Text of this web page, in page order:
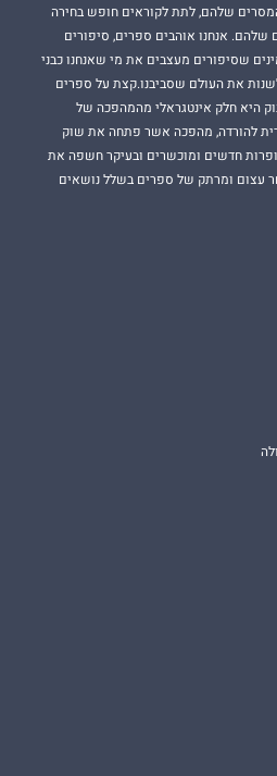
שלהם, לתת לקוראים חופש בחירה
שלהם. אנחנו אוהבים ספרים, סיפורים
שסיפורים מעצבים את מי שאנחנו כבני
את העולם שסביבנו.קצת על ספרים
היא חלק אינטגראלי מהמהפכה של
להורדה, מהפכה אשר פתחה את שוק
חדשים ומוכשרים ובעיקר חשפה את
עצום ומרתק של ספרים בשלל נושאים